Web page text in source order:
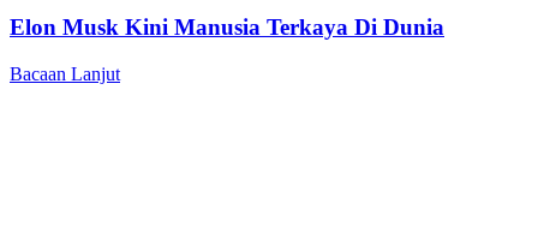
Elon Musk Kini Manusia Terkaya Di Dunia
Bacaan Lanjut